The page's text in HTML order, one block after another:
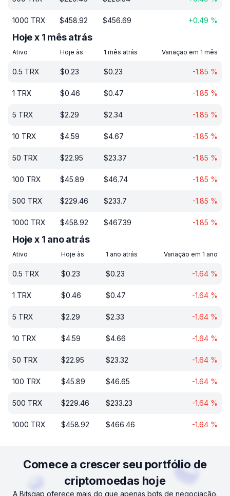
1000 TRX $458.92 $456.69 +0.49 %
Hoje x 1 mês atrás
Ativo Hoje às 1 mês atrás Variação em 1 mês
0.5 TRX $0.23 $0.23 -1.85 %
1 TRX $0.46 $0.47 -1.85 %
5 TRX $2.29 $2.34 -1.85 %
10 TRX $4.59 $4.67 -1.85 %
50 TRX $22.95 $23.37 -1.85 %
100 TRX $45.89 $46.74 -1.85 %
500 TRX $229.46 $233.7 -1.85 %
1000 TRX $458.92 $467.39 -1.85 %
Hoje x 1 ano atrás
Ativo Hoje às 1 ano atrás Variação em 1 ano
0.5 TRX $0.23 $0.23 -1.64 %
1 TRX $0.46 $0.47 -1.64 %
5 TRX $2.29 $2.33 -1.64 %
10 TRX $4.59 $4.66 -1.64 %
50 TRX $22.95 $23.32 -1.64 %
100 TRX $45.89 $46.65 -1.64 %
500 TRX $229.46 $233.23 -1.64 %
1000 TRX $458.92 $466.46 -1.64 %
Comece a crescer seu portfólio de
criptomoedas hoje
A Bitsgap oferece mais do que apenas bots de negociação.